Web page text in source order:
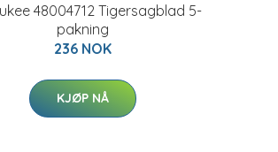
48004712 Tigersagblad 5-
pakning
236 NOK
KJØP NÅ